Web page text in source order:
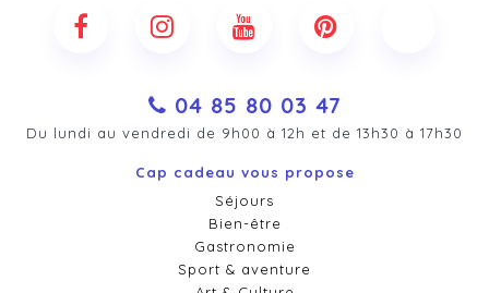
04 85 80 03 47
Du lundi au vendredi de 9h00 à 12h et de 13h30 à 17h30
Cap cadeau vous propose
Séjours
Bien-être
Gastronomie
Sport & aventure